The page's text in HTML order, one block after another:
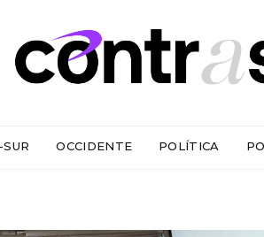
OCCIDENTE POLÍTICA